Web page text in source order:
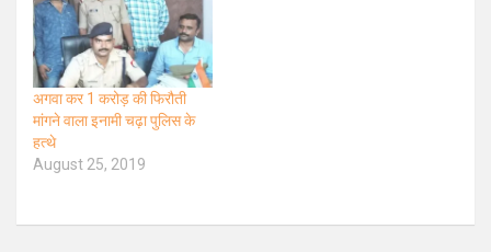
शहर में चोरी, डकैती,लूट,
अपहरण, रंगदारी, दुष्कर्म
और दबंगई जैसे अपराध
फिर मजबूती से सिर उठा
रहे हैं। पुलिस…
अगवा कर 1 करोड़ की फिरौती
मांगने वाला इनामी चढ़ा पुलिस के
हत्थे
August 25, 2019